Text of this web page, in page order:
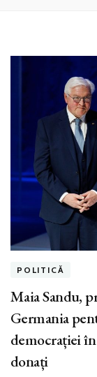
POLITICĂ
Maia Sandu,
Germania
democrației
donați